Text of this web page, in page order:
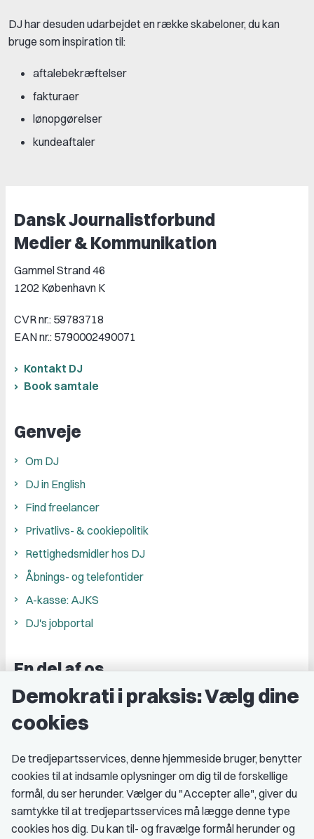
DJ har desuden udarbejdet en række skabeloner, du kan
bruge som inspiration til:
aftalebekræftelser
fakturaer
lønopgørelser
kundeaftaler
Dansk Journalistforbund
Medier & Kommunikation
Gammel Strand 46
1202 København K
CVR nr.: 59783718
EAN nr.: 5790002490071
Kontakt DJ
Book samtale
Genveje
Om DJ
DJ in English
Find freelancer
Privatlivs- & cookiepolitik
Rettighedsmidler hos DJ
Åbnings- og telefontider
A-kasse: AJKS
DJ's jobportal
En del af os
Grupper og kredse
Studenterorganisationer
Medlemskab
Fordele som medlem
Demokrati i praksis: Vælg dine
cookies
De tredjepartsservices, denne hjemmeside bruger, benytter
cookies til at indsamle oplysninger om dig til de forskellige
formål, du ser herunder. Vælger du "Accepter alle", giver du
samtykke til at tredjepartsservices må lægge denne type
cookies hos dig. Du kan til- og fravælge formål herunder og